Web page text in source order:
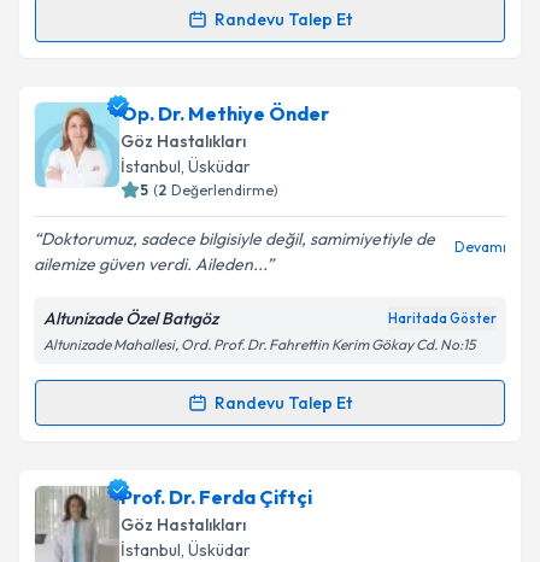
Kişisel verilerimin işlenmesine ilişkin
Metni'ni okudum ve kişisel verilerimin belirtilen
Takvim Talebini Gönder
Randevu Talep Et
Randevu Takvimi Talebi
Op. Dr. Osman Dursun için randevu takvimi talebi
oluşturun. Size bu uzmandan randevu almanız için bir
takvim hazırlandığında e-posta ile bilgilendireceğiz.
Kişisel verilerimin işlenmesine ilişkin
Aydınlatma
Metni'ni okudum ve kişisel verilerimin belirtilen
kapsamda işlenmesini kabul ediyorum.
Op. Dr. Methiye Önder
Göz Hastalıkları
İstanbul, Üsküdar
5 (2 Değerlendirme)
Doktorumuz, sadece bilgisiyle değil, samimiyetiyle de
ailemize güven verdi. Aileden...
Devamı
Altunizade Özel Batıgöz Haritada Göster
Altunizade Mahallesi, Ord. Prof. Dr. Fahrettin Kerim Gökay Cd. No:15
Randevu Talep Et
Randevu Takvimi Talebi
Op. Dr. Methiye Önderiçin randevu takvimi talebi
oluşturun. Size bu uzmandan randevu almanız için bir
takvim hazırlandığında e-posta ile bilgilendireceğiz.
Prof. Dr. Ferda Çiftçi
Göz Hastalıkları
İstanbul, Üsküdar